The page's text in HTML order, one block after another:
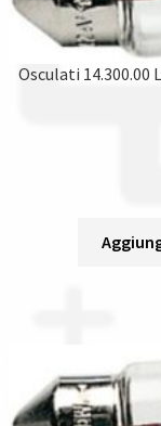
Osculati 14.300.00